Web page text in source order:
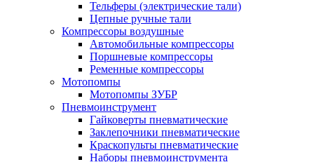
Тельферы (электрические тали)
Цепные ручные тали
Компрессоры воздушные
Автомобильные компрессоры
Поршневые компрессоры
Ременные компрессоры
Мотопомпы
Мотопомпы ЗУБР
Пневмоинструмент
Гайковерты пневматические
Заклепочники пневматические
Краскопульты пневматические
Наборы пневмоинструмента